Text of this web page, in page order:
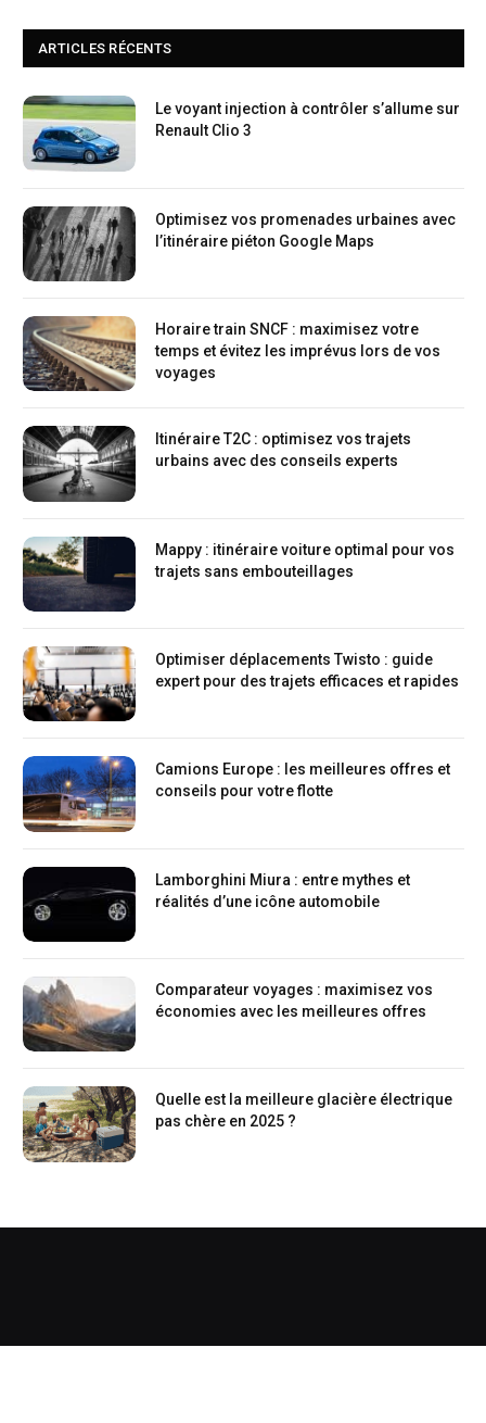
ARTICLES RÉCENTS
Le voyant injection à contrôler s’allume sur
Renault Clio 3
Optimisez vos promenades urbaines avec
l’itinéraire piéton Google Maps
Horaire train SNCF : maximisez votre
temps et évitez les imprévus lors de vos
voyages
Itinéraire T2C : optimisez vos trajets
urbains avec des conseils experts
Mappy : itinéraire voiture optimal pour vos
trajets sans embouteillages
Optimiser déplacements Twisto : guide
expert pour des trajets efficaces et rapides
Camions Europe : les meilleures offres et
conseils pour votre flotte
Lamborghini Miura : entre mythes et
réalités d’une icône automobile
Comparateur voyages : maximisez vos
économies avec les meilleures offres
Quelle est la meilleure glacière électrique
pas chère en 2025 ?